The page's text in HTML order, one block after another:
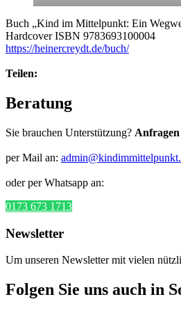
Buch „Kind im Mittelpunkt: Ein
Hardcover ISBN 9783693100004
https://heinercreydt.de/buch/
Teilen:
Beratung
Sie brauchen Unterstützung? Anfragen
per Mail an:
oder per Whatsapp an:
0173 673 1713
Newsletter
Um unseren Newsletter mit vielen
Folgen Sie uns auch in